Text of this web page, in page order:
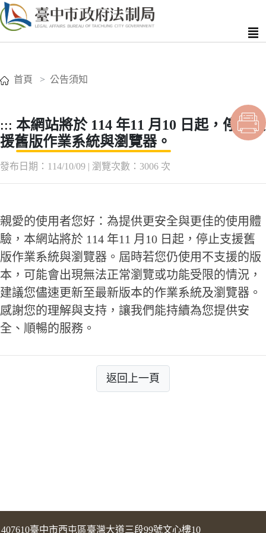
首頁 公告須知
::: 本網站將於 114 年11 月10 日起，停止支
援舊版作業系統與瀏覽器。
發布日期：114/10/09 | 瀏覽次數：3006 次
親愛的使用者您好：為提供更安全與更佳的使用體
驗，本網站將於 114 年11 月10 日起，停止支援舊
版作業系統與瀏覽器。屆時若您仍使用不支援的版
本，可能會出現無法正常瀏覽或功能受限的情況，
建議您儘速更新至最新版本的作業系統及瀏覽器。
感謝您的理解與支持，讓我們能持續為您提供安
全、順暢的服務。
返回上一頁
407610臺中市西屯區臺灣大道三段99號文心樓10